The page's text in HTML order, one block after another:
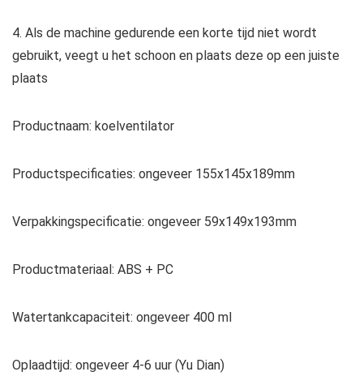
4. Als de machine gedurende een korte tijd niet wordt
gebruikt, veegt u het schoon en plaats deze op een juiste
plaats
Productnaam: koelventilator
Productspecificaties: ongeveer 155x145x189mm
Verpakkingspecificatie: ongeveer 59x149x193mm
Productmateriaal: ABS + PC
Watertankcapaciteit: ongeveer 400 ml
Oplaadtijd: ongeveer 4-6 uur (Yu Dian)